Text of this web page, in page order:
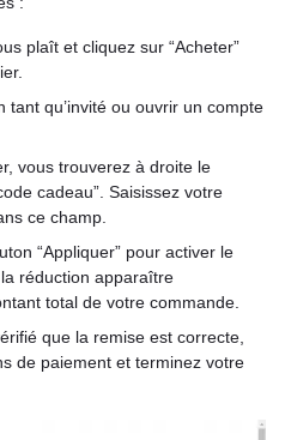
plaît et cliquez sur “Acheter”
tant qu’invité ou ouvrir un compte
vous trouverez à droite le
cadeau”. Saisissez votre
ce champ.
“Appliquer” pour activer le
réduction apparaître
total de votre commande.
que la remise est correcte,
de paiement et terminez votre